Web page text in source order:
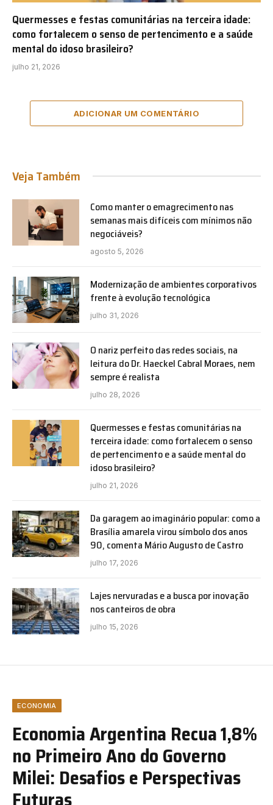
Quermesses e festas comunitárias na terceira idade:
como fortalecem o senso de pertencimento e a saúde
mental do idoso brasileiro?
julho 21, 2026
ADICIONAR UM COMENTÁRIO
Veja Também
Como manter o emagrecimento nas
semanas mais difíceis com mínimos não
negociáveis?
agosto 5, 2026
Modernização de ambientes corporativos
frente à evolução tecnológica
julho 31, 2026
O nariz perfeito das redes sociais, na
leitura do Dr. Haeckel Cabral Moraes, nem
sempre é realista
julho 28, 2026
Quermesses e festas comunitárias na
terceira idade: como fortalecem o senso
de pertencimento e a saúde mental do
idoso brasileiro?
julho 21, 2026
Da garagem ao imaginário popular: como a
Brasília amarela virou símbolo dos anos
90, comenta Mário Augusto de Castro
julho 17, 2026
Lajes nervuradas e a busca por inovação
nos canteiros de obra
julho 15, 2026
ECONOMIA
Economia Argentina Recua 1,8%
no Primeiro Ano do Governo
Milei: Desafios e Perspectivas